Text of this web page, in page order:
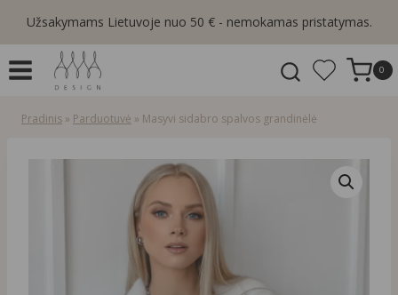
content
Užsakymams Lietuvoje nuo 50 € - nemokamas pristatymas.
0
Pradinis » Parduotuvė » Masyvi sidabro spalvos grandinėlė